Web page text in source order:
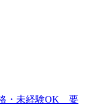
格・未経験OK 要